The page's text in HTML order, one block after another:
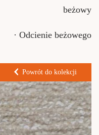
beżowy
· Odcienie beżowego
Powrót do kolekcji